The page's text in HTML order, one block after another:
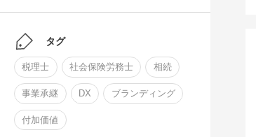
タグ
税理士 社会保険労務士 相続
事業承継 DX ブランディング
付加価値